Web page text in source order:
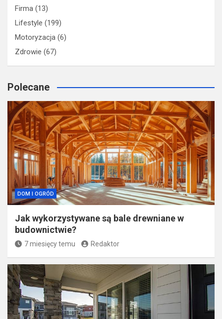
Firma (13)
Lifestyle (199)
Motoryzacja (6)
Zdrowie (67)
Polecane
DOM I OGRÓD
Jak wykorzystywane są bale drewniane w
budownictwie?
7 miesięcy temu Redaktor